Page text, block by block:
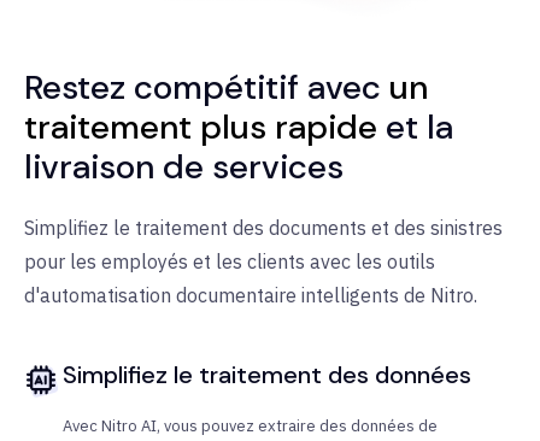
Restez compétitif avec un
traitement plus rapide et la
livraison de services
Simplifiez le traitement des documents et des sinistres
pour les employés et les clients avec les outils
d'automatisation documentaire intelligents de Nitro.
Simplifiez le traitement des données
Avec Nitro AI, vous pouvez extraire des données de